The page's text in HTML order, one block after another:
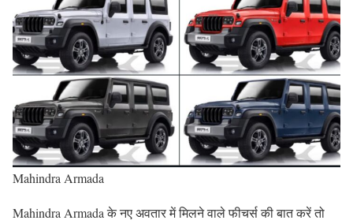
Mahindra Armada
Mahindra Armada के नए अवतार में मिलने वाले फीचर्स की बात करें तो